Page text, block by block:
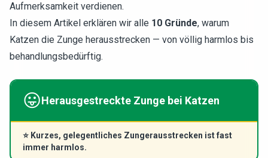
Aufmerksamkeit verdienen.
In diesem Artikel erklären wir alle 10 Gründe, warum
Katzen die Zunge herausstrecken — von völlig harmlos bis
behandlungsbedürftig.
😛Herausgestreckte Zunge bei Katzen
⭐ Kurzes, gelegentliches Zungerausstrecken ist fast
immer harmlos.